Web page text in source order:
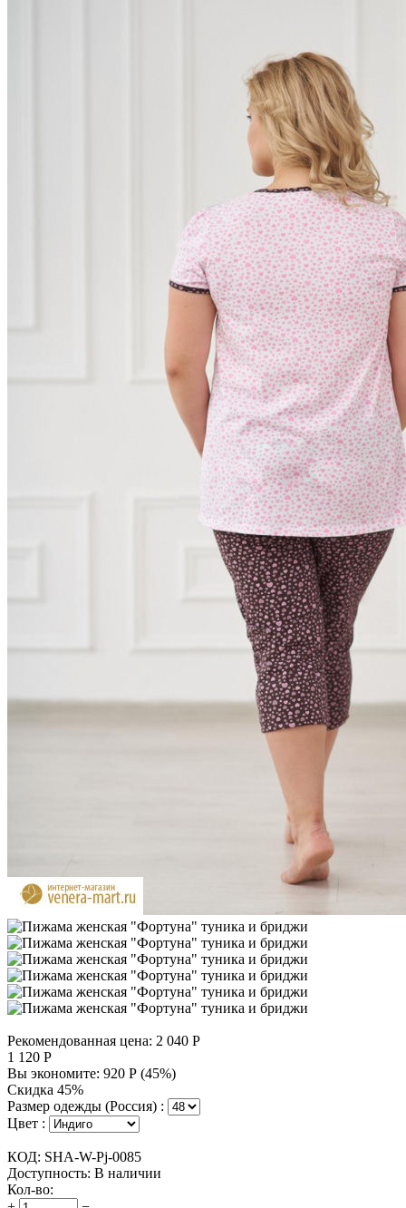
Рекомендованная цена: 2 040 Р
1 120 Р
Вы экономите: 920 Р (45%)
Скидка 45%
Размер одежды (Россия) :
Цвет :
КОД: SHA-W-Pj-0085
Доступность: В наличии
Кол-во: